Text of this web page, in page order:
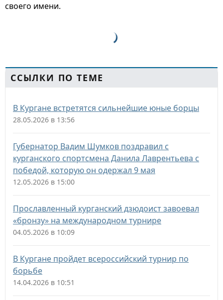
своего имени.
ССЫЛКИ ПО ТЕМЕ
В Кургане встретятся сильнейшие юные борцы
28.05.2026 в 13:56
Губернатор Вадим Шумков поздравил с
курганского спортсмена Данила Лаврентьева с
победой, которую он одержал 9 мая
12.05.2026 в 15:00
Прославленный курганский дзюдоист завоевал
«бронзу» на международном турнире
04.05.2026 в 10:09
В Кургане пройдет всероссийский турнир по
борьбе
14.04.2026 в 10:51